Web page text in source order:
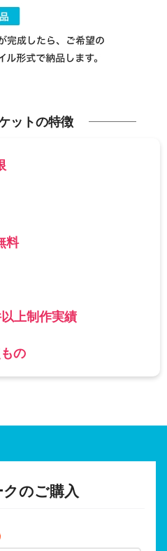
ットの特徴
料
上制作実績
の
のご購入